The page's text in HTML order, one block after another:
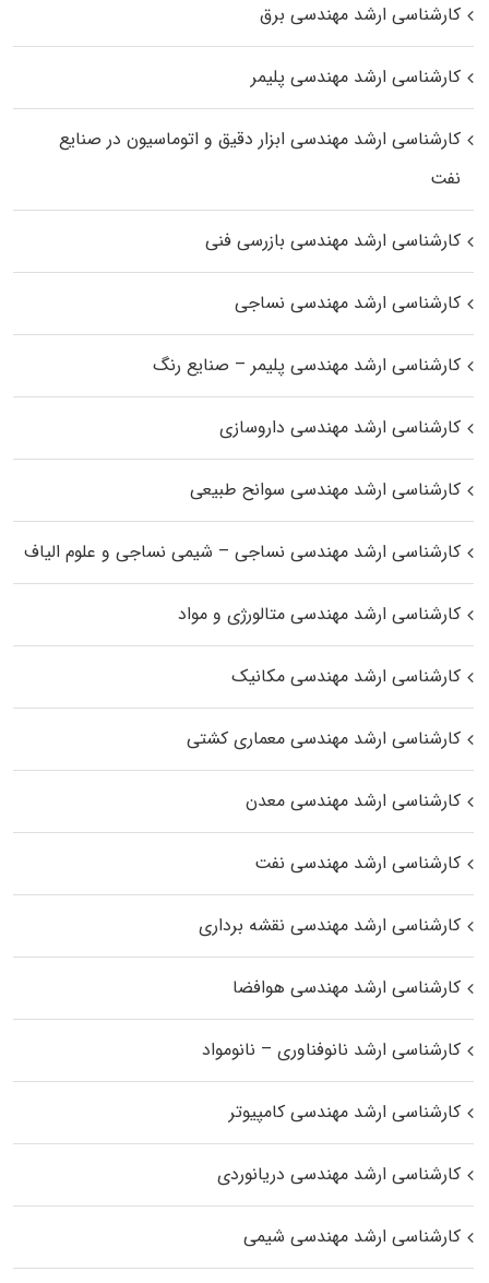
کارشناسی ارشد مهندسی برق
کارشناسی ارشد مهندسی پلیمر
کارشناسی ارشد مهندسی ابزار دقیق و اتوماسیون در صنایع
نفت
کارشناسی ارشد مهندسی بازرسی فنی
کارشناسی ارشد مهندسی نساجی
کارشناسی ارشد مهندسی پلیمر – صنایع رنگ
کارشناسی ارشد مهندسی داروسازی
کارشناسی ارشد مهندسی سوانح طبیعی
کارشناسی ارشد مهندسی نساجی – شیمی نساجی و علوم الیاف
کارشناسی ارشد مهندسی متالورژی و مواد
کارشناسی ارشد مهندسی مکانیک
کارشناسی ارشد مهندسی معماری کشتی
کارشناسی ارشد مهندسی معدن
کارشناسی ارشد مهندسی نفت
کارشناسی ارشد مهندسی نقشه برداری
کارشناسی ارشد مهندسی هوافضا
کارشناسی ارشد نانوفناوری – نانومواد
کارشناسی ارشد مهندسی کامپیوتر
کارشناسی ارشد مهندسی دریانوردی
کارشناسی ارشد مهندسی شیمی